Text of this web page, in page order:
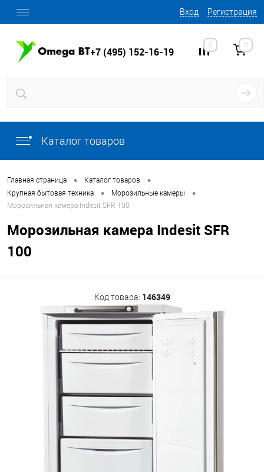
Вход Регистрация
+7 (495) 152-16-19
0 0
Каталог товаров
Главная страница • Каталог товаров •
Крупная бытовая техника • Морозильные камеры •
Морозильная камера Indesit SFR 100
Морозильная камера Indesit SFR
100
Код товара: 146349